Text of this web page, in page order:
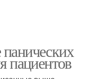
пациентов